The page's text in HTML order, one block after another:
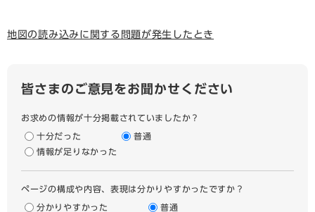
地図の読み込みに関する問題が発生したとき
皆さまのご意見をお聞かせください
お求めの情報が十分掲載されていましたか？
十分だった
普通
情報が足りなかった
ページの構成や内容、表現は分かりやすかったですか？
分かりやすかった
普通